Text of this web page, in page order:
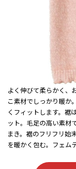
よく伸びて柔らかく、
こ素材でしっかり暖か
くフィットします。裾
ット。毛足の高い素材
まき。裾のフリフリ始
を暖かく包む。フェム